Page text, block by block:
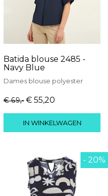
Batida blouse 2485 -
Navy Blue
Dames blouse polyester
€ 69,- € 55,20
IN WINKELWAGEN
- 20%